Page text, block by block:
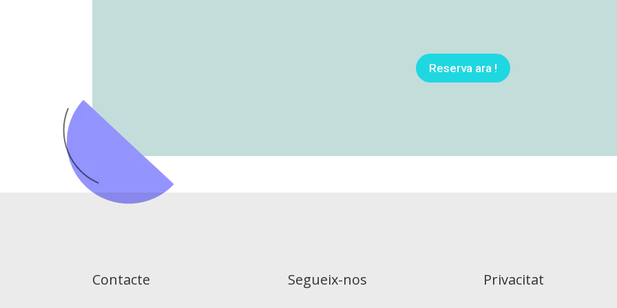
Reserva ara !
Contacte Segueix-nos Privacitat